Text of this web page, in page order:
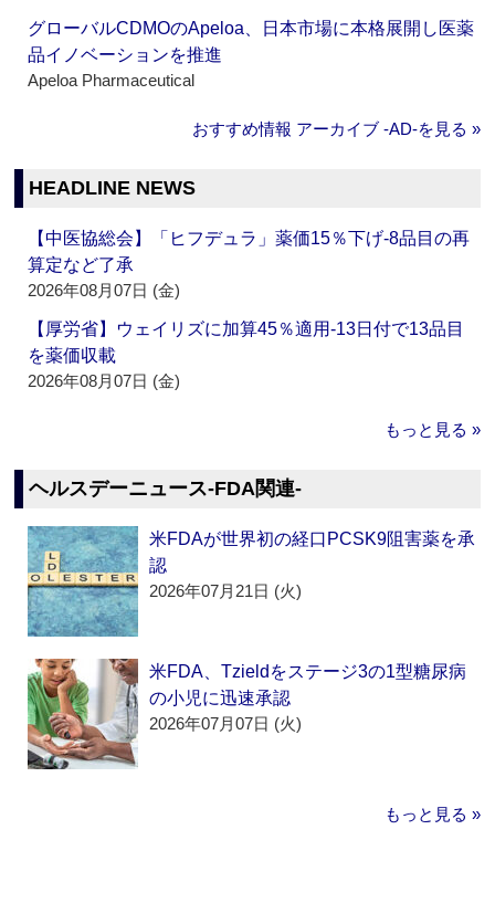
グローバルCDMOのApeloa、日本市場に本格展開し医薬
品イノベーションを推進
Apeloa Pharmaceutical
おすすめ情報 アーカイブ ‐AD‐を見る »
HEADLINE NEWS
【中医協総会】「ヒフデュラ」薬価15％下げ‐8品目の再
算定など了承
2026年08月07日 (金)
【厚労省】ウェイリズに加算45％適用‐13日付で13品目
を薬価収載
2026年08月07日 (金)
もっと見る »
ヘルスデーニュース‐FDA関連‐
米FDAが世界初の経口PCSK9阻害薬を承
認
2026年07月21日 (火)
米FDA、Tzieldをステージ3の1型糖尿病
の小児に迅速承認
2026年07月07日 (火)
もっと見る »